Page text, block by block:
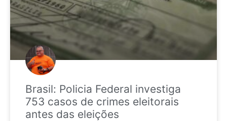
Brasil: Policia Federal investiga
753 casos de crimes eleitorais
antes das eleições